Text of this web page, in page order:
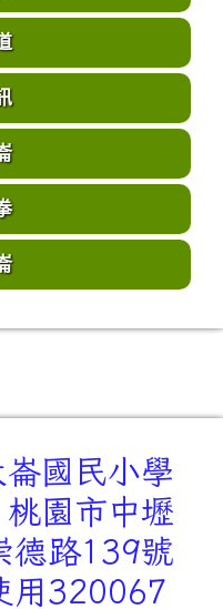
國民小學
園市中壢
德路139號
用320067